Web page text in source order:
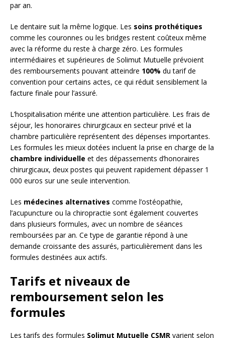
par an.
Le dentaire suit la même logique. Les soins prothétiques
comme les couronnes ou les bridges restent coûteux même
avec la réforme du reste à charge zéro. Les formules
intermédiaires et supérieures de Solimut Mutuelle prévoient
des remboursements pouvant atteindre 100% du tarif de
convention pour certains actes, ce qui réduit sensiblement la
facture finale pour l’assuré.
L’hospitalisation mérite une attention particulière. Les frais de
séjour, les honoraires chirurgicaux en secteur privé et la
chambre particulière représentent des dépenses importantes.
Les formules les mieux dotées incluent la prise en charge de la
chambre individuelle et des dépassements d’honoraires
chirurgicaux, deux postes qui peuvent rapidement dépasser 1
000 euros sur une seule intervention.
Les médecines alternatives comme l’ostéopathie,
l’acupuncture ou la chiropractie sont également couvertes
dans plusieurs formules, avec un nombre de séances
remboursées par an. Ce type de garantie répond à une
demande croissante des assurés, particulièrement dans les
formules destinées aux actifs.
Tarifs et niveaux de
remboursement selon les
formules
Les tarifs des formules Solimut Mutuelle CSMR varient selon